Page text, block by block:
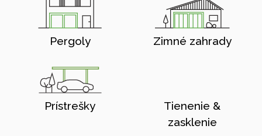
Pergoly Zimné zahrady
Prístrešky
Tienenie &
zasklenie